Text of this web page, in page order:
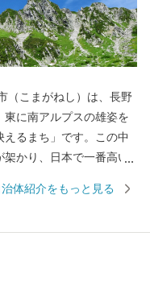
に南アルプスの雄姿を
るまち」です。この中
かり、日本で一番高い
光客が訪れる風光明媚な
山々からの雪解け水、
治体紹介をもっと見る